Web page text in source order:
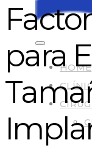
HOME
para